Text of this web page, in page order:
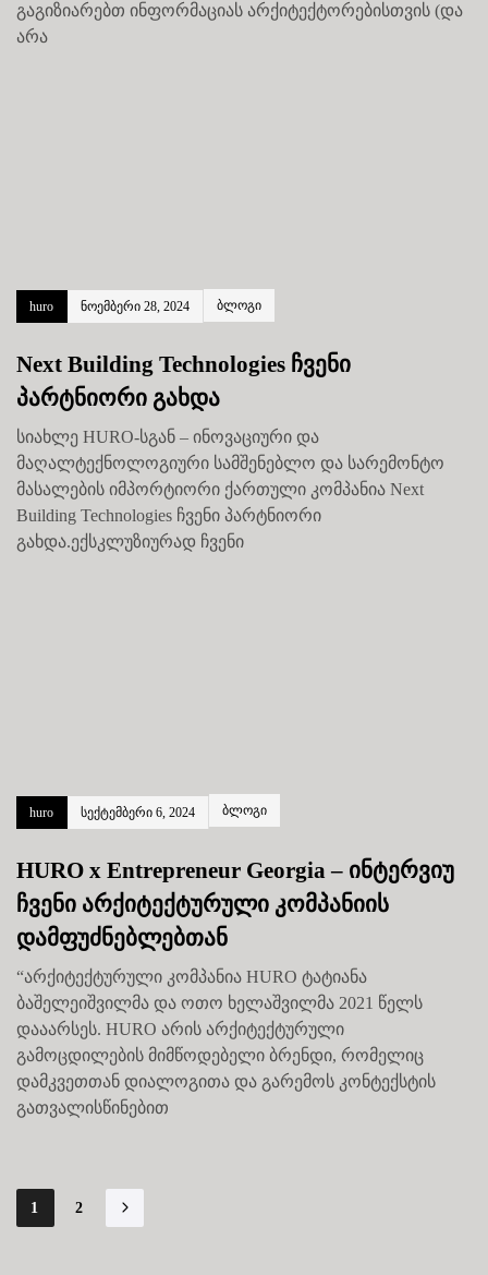
გაგიზიარებთ ინფორმაციას არქიტექტორებისთვის (და
არა
huro ნოემბერი 28, 2024 ბლოგი
Next Building Technologies ჩვენი
პარტნიორი გახდა
სიახლე HURO-სგან – ინოვაციური და
მაღალტექნოლოგიური სამშენებლო და სარემონტო
მასალების იმპორტიორი ქართული კომპანია Next
Building Technologies ჩვენი პარტნიორი
გახდა.ექსკლუზიურად ჩვენი
huro სექტემბერი 6, 2024 ბლოგი
HURO x Entrepreneur Georgia – ინტერვიუ
ჩვენი არქიტექტურული კომპანიის
დამფუძნებლებთან
“არქიტექტურული კომპანია HURO ტატიანა
ბაშელეიშვილმა და ოთო ხელაშვილმა 2021 წელს
დააარსეს. HURO არის არქიტექტურული
გამოცდილების მიმწოდებელი ბრენდი, რომელიც
დამკვეთთან დიალოგითა და გარემოს კონტექსტის
გათვალისწინებით
1 2